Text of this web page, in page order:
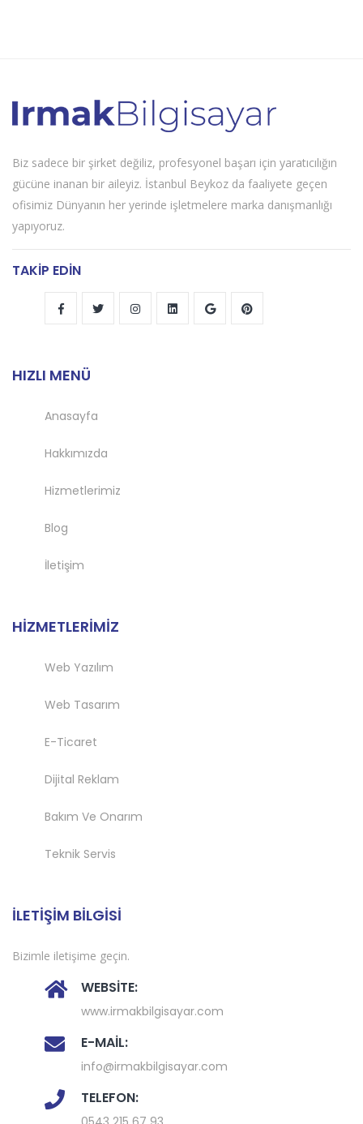
Biz sadece bir şirket değiliz, profesyonel başarı için yaratıcılığın
gücüne inanan bir aileyiz. İstanbul Beykoz da faaliyete geçen
ofisimiz Dünyanın her yerinde işletmelere marka danışmanlığı
yapıyoruz.
TAKİP EDİN
HIZLI MENÜ
Anasayfa
Hakkımızda
Hizmetlerimiz
Blog
İletişim
HİZMETLERİMİZ
Web Yazılım
Web Tasarım
E-Ticaret
Dijital Reklam
Bakım Ve Onarım
Teknik Servis
İLETİŞİM BİLGİSİ
Bizimle iletişime geçin.
WEBSİTE:
www.irmakbilgisayar.com
E-MAİL:
info@irmakbilgisayar.com
TELEFON: